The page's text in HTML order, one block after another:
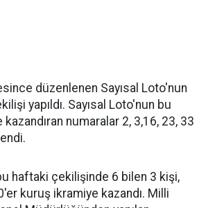
düzenlenen Sayısal Loto'nun
yapıldı. Sayısal Loto'nun bu
numaralar 2, 3,16, 23, 33
haftaki çekilişinde 6 bilen 3 kişi,
kuruş ikramiye kazandı. Milli